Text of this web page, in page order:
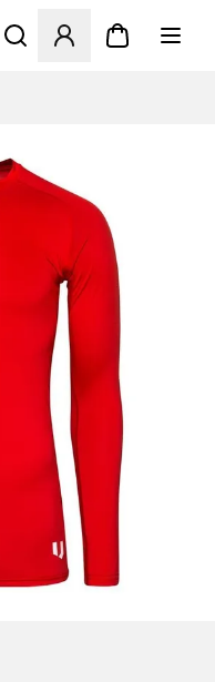
Åbner en Modal til at